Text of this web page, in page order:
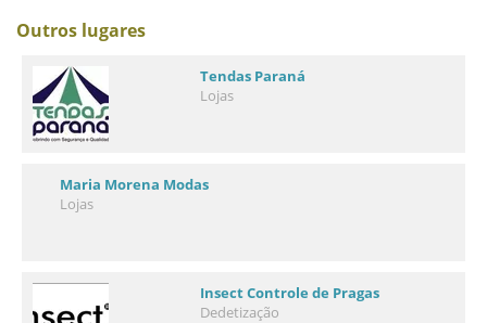
Outros lugares
Tendas Paraná
Lojas
Maria Morena Modas
Lojas
Insect Controle de Pragas
Dedetização